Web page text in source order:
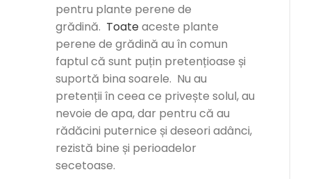
pentru plante perene de
grădină. Toateaceste plante
perene de grădină au în comun
faptul că sunt puțin pretențioase și
suportă bina soarele. Nu au
pretenții în ceea ce privește solul, au
nevoie de apa, dar pentru că au
rădăcini puternice și deseori adânci,
rezistă bine și perioadelor
secetoase.